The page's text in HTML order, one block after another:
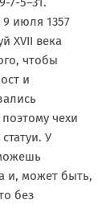
июля 1357
XVII века
чтобы
и
чехи
У
и, может быть,
без